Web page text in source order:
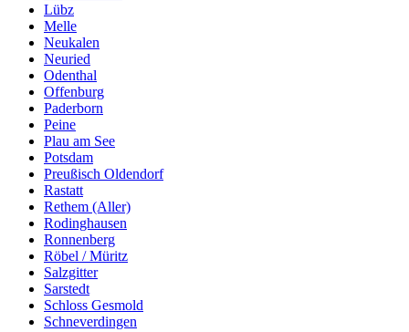
Lübz
Melle
Neukalen
Neuried
Odenthal
Offenburg
Paderborn
Peine
Plau am See
Potsdam
Preußisch Oldendorf
Rastatt
Rethem (Aller)
Rodinghausen
Ronnenberg
Röbel / Müritz
Salzgitter
Sarstedt
Schloss Gesmold
Schneverdingen